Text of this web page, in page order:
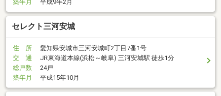
築年月
平成9年2月
セレクト三河安城
住 所
愛知県安城市三河安城町2丁目7番1号
交 通
JR東海道本線(浜松～岐阜) 三河安城駅 徒歩1分
総戸数
24戸
築年月
平成15年10月